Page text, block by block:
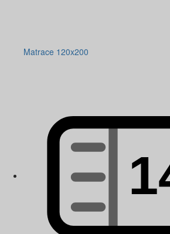
Matrace 120x200